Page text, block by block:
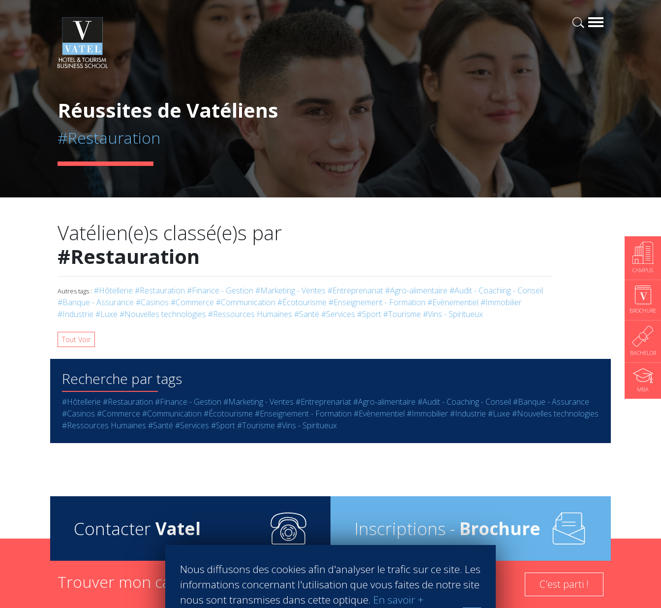
CAMPUS
BROCHURE
BACHELOR
MBA
Réussites de Vatéliens
#Restauration
Vatélien(e)s classé(e)s par
#Restauration
Autres tags : #Hôtellerie #Restauration #Finance - Gestion #Marketing - Ventes #Entreprenariat#Agro-alimentaire #Audit - Coaching - Conseil
#Banque - Assurance #Casinos #Commerce #Communication #Écotourisme #Enseignement - Formation #Evènementiel #Immobilier
#Industrie #Luxe #Nouvelles technologies #Ressources Humaines #Santé #Services #Sport#Tourisme #Vins - Spiritueux
Tout Voir
Recherche par tags
#Hôtellerie #Restauration #Finance - Gestion #Marketing - Ventes #Entreprenariat#Agro-alimentaire #Audit - Coaching - Conseil #Banque - Assurance
#Casinos #Commerce #Communication #Écotourisme #Enseignement - Formation #Evènementiel #Immobilier#Industrie #Luxe #Nouvelles technologies
#Ressources Humaines #Santé #Services #Sport#Tourisme #Vins - Spiritueux
Contacter Vatel Inscriptions -Brochure
Trouver mon campus en 3 étapes C'est parti !
Nous diffusons des cookies afin d'analyser le trafic sur ce site. Les
informations concernant l'utilisation que vous faites de notre site
nous sont transmises dans cette optique. En savoir +